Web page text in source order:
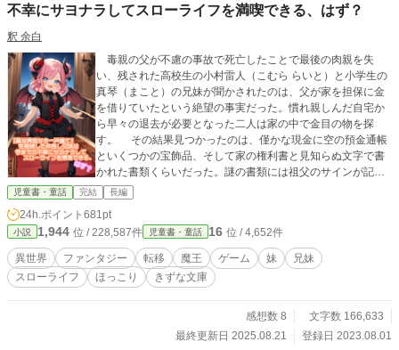
不幸にサヨナラしてスローライフを満喫できる、はず？
釈 余白
毒親の父が不慮の事故で死亡したことで最後の肉親を失
い、残された高校生の小村雷人（こむら らいと）と小学生の
真琴（まこと）の兄妹が聞かされたのは、父が家を担保に金
を借りていたという絶望の事実だった。慣れ親しんだ自宅か
ら早々の退去が必要となった二人は家の中で金目の物を探
す。 その結果見つかったのは、僅かな現金に空の預金通帳
といくつかの宝飾品、そして家の権利書と見知らぬ文字で書
かれた書類くらいだった。謎の書類には祖父のサインが記さ
れていたが内容は読めず、頼みの綱は挟まれていた弁護士の
名刺だけだ。 最後の希望とも言える名刺の電話番号へ連絡
した二人は、やってきた弁護士から契約書の内容を聞かされ
唖然とする。それは祖父が遺産として残した『異世界トラ
ス』にある土地と建物を孫へ渡すというものだった。もちろ
ん現地へ行かなければ遺産は受け取れないが。兄妹には他に
頼れるものがなく、思い切って異世界へと赴き新生活をスタ
いします！ https://www.alphapolis.co.jp/author/detail/398438
児童書・童話 完結 長編
24h.ポイント 681pt
小説 1,944 位 / 228,587件 児童書・童話 16 位 / 4,652件
異世界 ファンタジー 転移 魔王 ゲーム 妹
兄妹
スローライフ
ほっこり きずな文庫
感想数 8
文字数 166,633
最終更新日 2025.08.21
登録日 2023.08.01